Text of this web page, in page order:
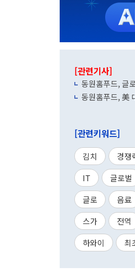
[관련기사]
동원홈푸드, 글
동원홈푸드, 美
[관련키워드]
김치 경쟁
IT
글로벌
글로
음료
스가
전역
하와이
최